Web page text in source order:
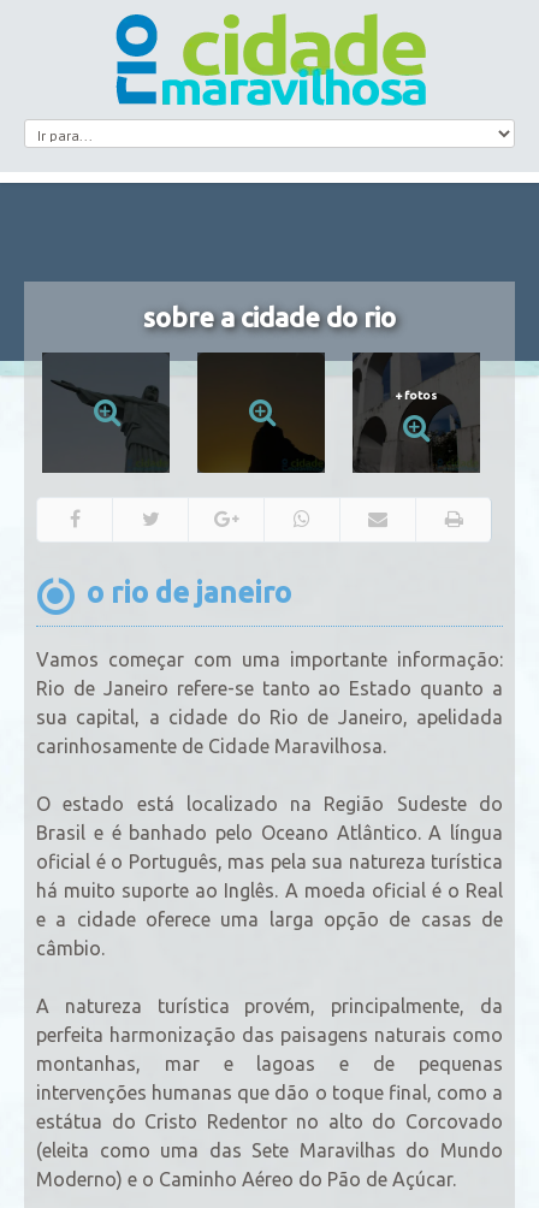
sobre a cidade do rio
+fotos
o rio de janeiro
Vamos começar com uma importante informação:
Rio de Janeiro refere-se tanto ao Estado quanto a
sua capital, a cidade do Rio de Janeiro, apelidada
carinhosamente de Cidade Maravilhosa.
O estado está localizado na Região Sudeste do
Brasil e é banhado pelo Oceano Atlântico. A língua
oficial é o Português, mas pela sua natureza turística
há muito suporte ao Inglês. A moeda oficial é o Real
e a cidade oferece uma larga opção de casas de
câmbio.
A natureza turística provém, principalmente, da
perfeita harmonização das paisagens naturais como
montanhas, mar e lagoas e de pequenas
intervenções humanas que dão o toque final, como a
estátua do Cristo Redentor no alto do Corcovado
(eleita como uma das Sete Maravilhas do Mundo
Moderno) e o Caminho Aéreo do Pão de Açúcar.